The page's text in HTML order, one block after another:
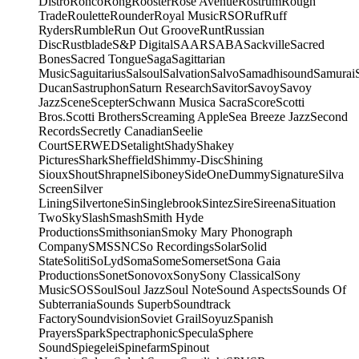
TradeRouletteRounderRoyal MusicRSORufRuff
RydersRumbleRun Out GrooveRuntRussian
DiscRustbladeS&P DigitalSAARSABASackvilleSacred
BonesSacred TongueSagaSagittarian
MusicSaguitariusSalsoulSalvationSalvoSamadhisoundSamurai
DucanSastruphonSaturn ResearchSavitorSavoySavoy
JazzSceneScepterSchwann Musica SacraScoreScotti
Bros.Scotti BrothersScreaming AppleSea Breeze JazzSecond
RecordsSecretly CanadianSeelie
CourtSERWEDSetalightShadyShakey
PicturesSharkSheffieldShimmy-DiscShining
SiouxShoutShrapnelSiboneySideOneDummySignatureSilva
ScreenSilver
LiningSilvertoneSinSinglebrookSintezSireSireenaSituation
TwoSkySlashSmashSmith Hyde
ProductionsSmithsonianSmoky Mary Phonograph
CompanySMSSNCSo RecordingsSolarSolid
StateSolitiSoLydSomaSomeSomersetSona Gaia
ProductionsSonetSonovoxSonySony ClassicalSony
MusicSOSSoulSoul JazzSoul NoteSound AspectsSounds Of
SubterraniaSounds SuperbSoundtrack
FactorySoundvisionSoviet GrailSoyuzSpanish
PrayersSparkSpectraphonicSpeculaSphere
SoundSpiegeleiSpinefarmSpinout